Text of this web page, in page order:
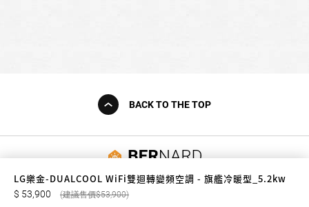
LG樂金-DUALCOOL WiFi雙迴轉變頻空調 - 旗艦冷暖型_5.2kw
53,900 53,900
BACK TO THE TOP
友誠購物